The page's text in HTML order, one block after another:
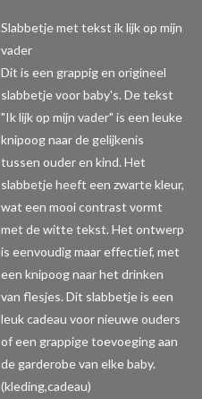
Slabbetje met tekst ik lijk op mijn
vader
Dit is een grappig en origineel
slabbetje voor baby's. De tekst
"Ik lijk op mijn vader" is een leuke
knipoog naar de gelijkenis
tussen ouder en kind. Het
slabbetje heeft een zwarte kleur,
wat een mooi contrast vormt
met de witte tekst. Het ontwerp
is eenvoudig maar effectief, met
een knipoog naar het drinken
van flesjes. Dit slabbetje is een
leuk cadeau voor nieuwe ouders
of een grappige toevoeging aan
de garderobe van elke baby.
(kleding,cadeau)